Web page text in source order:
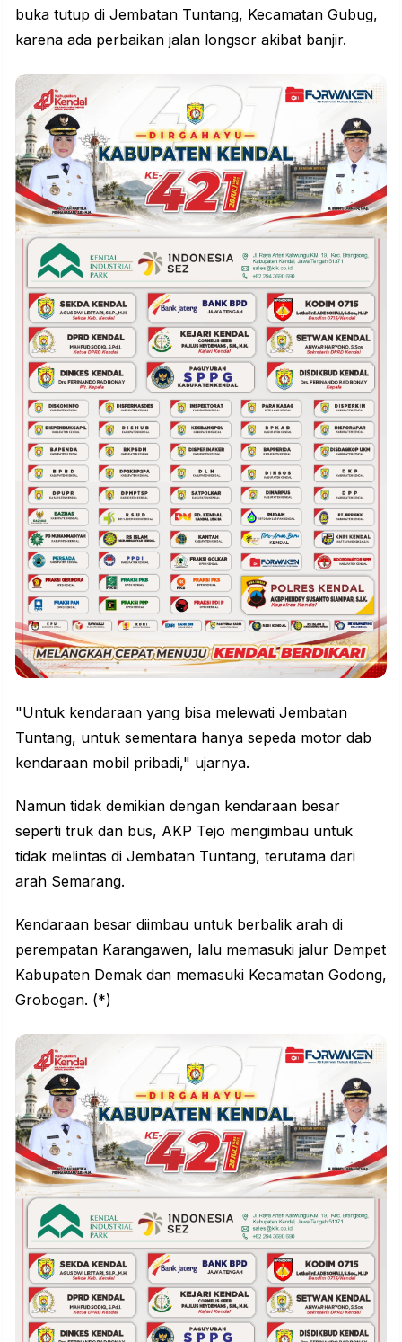
buka tutup di Jembatan Tuntang, Kecamatan Gubug,
karena ada perbaikan jalan longsor akibat banjir.
"Untuk kendaraan yang bisa melewati Jembatan
Tuntang, untuk sementara hanya sepeda motor dab
kendaraan mobil pribadi," ujarnya.
Namun tidak demikian dengan kendaraan besar
seperti truk dan bus, AKP Tejo mengimbau untuk
tidak melintas di Jembatan Tuntang, terutama dari
arah Semarang.
Kendaraan besar diimbau untuk berbalik arah di
perempatan Karangawen, lalu memasuki jalur Dempet
Kabupaten Demak dan memasuki Kecamatan Godong,
Grobogan. (*)